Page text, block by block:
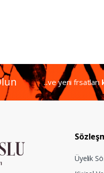
...ve yeni frsatları
Üyelik